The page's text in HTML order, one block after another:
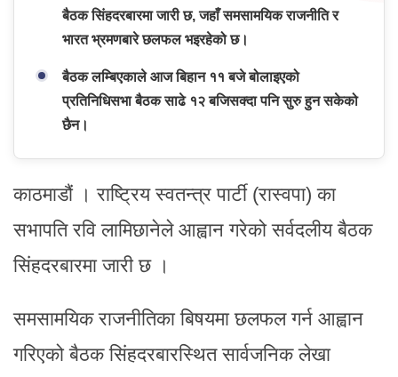
बैठक सिंहदरबारमा जारी छ, जहाँ समसामयिक राजनीति र
भारत भ्रमणबारे छलफल भइरहेको छ।
बैठक लम्बिएकाले आज बिहान ११ बजे बोलाइएको
प्रतिनिधिसभा बैठक साढे १२ बजिसक्दा पनि सुरु हुन सकेको
छैन।
काठमाडौं । राष्ट्रिय स्वतन्त्र पार्टी (रास्वपा) का
सभापति रवि लामिछानेले आह्वान गरेको सर्वदलीय बैठक
सिंहदरबारमा जारी छ ।
समसामयिक राजनीतिका बिषयमा छलफल गर्न आह्वान
गरिएको बैठक सिंहदरबारस्थित सार्वजनिक लेखा